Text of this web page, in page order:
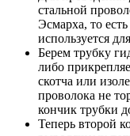
стальной
Эсмарха, то
используется
Берем трубку
либо
скотча или
проволока не
кончик трубки
Теперь второй